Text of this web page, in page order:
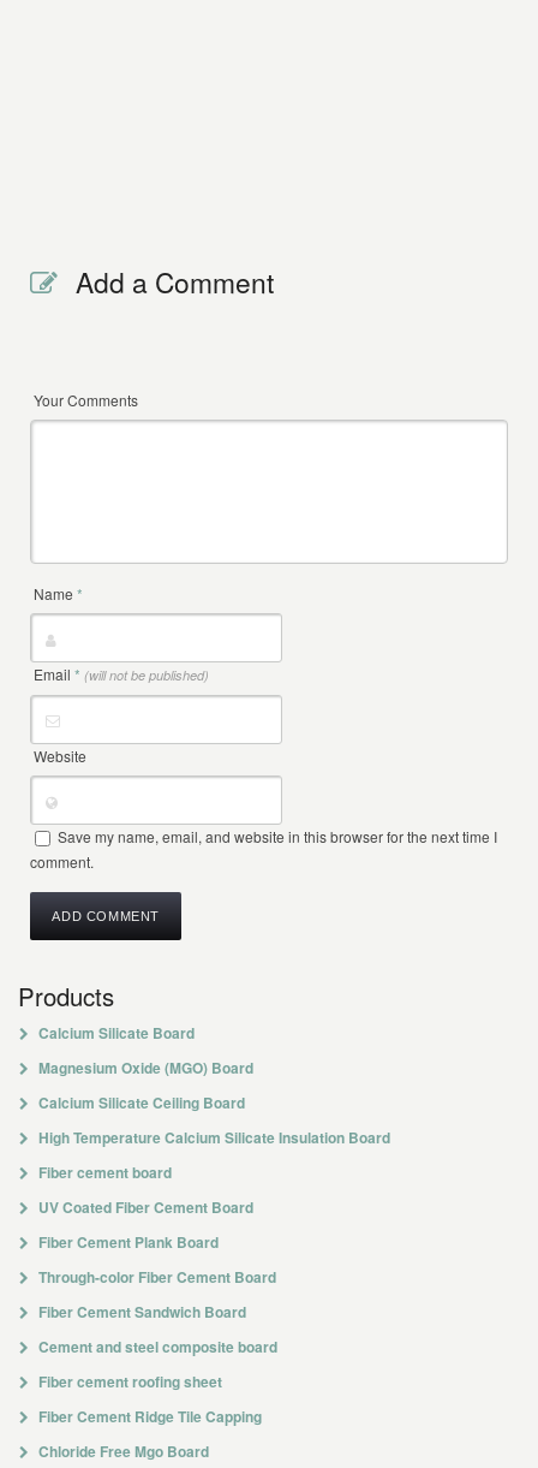
Add a Comment
Your Comments
Name*
Email* (will not be published)
Website
Save my name, email, and website in this browser for the next time I
comment.
Products
Calcium Silicate Board
Magnesium Oxide (MGO) Board
Calcium Silicate Ceiling Board
High Temperature Calcium Silicate Insulation Board
Fiber cement board
UV Coated Fiber Cement Board
Fiber Cement Plank Board
Through-color Fiber Cement Board
Fiber Cement Sandwich Board
Cement and steel composite board
Fiber cement roofing sheet
Fiber Cement Ridge Tile Capping
Chloride Free Mgo Board